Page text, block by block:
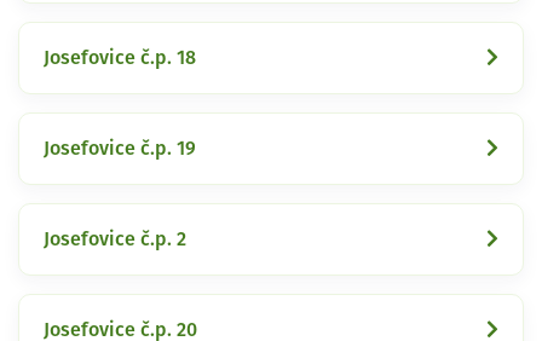
Josefovice č.p. 18
Josefovice č.p. 19
Josefovice č.p. 2
Josefovice č.p. 20